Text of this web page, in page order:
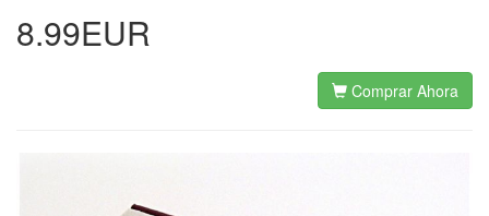
8.99EUR
Comprar Ahora